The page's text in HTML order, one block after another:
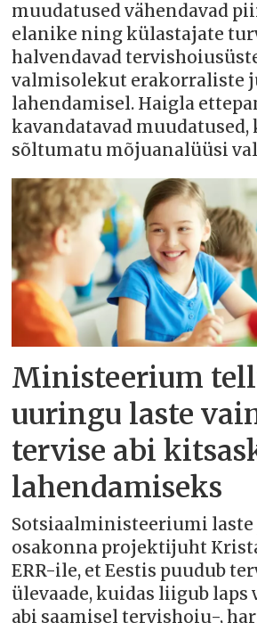
muudatused vähendavad
elanike ning külastajate
halvendavad
valmisolekut erakorraliste
lahendamisel. Haigla
kavandatavad muudatused,
sõltumatu mõjuanalüüsi
Ministeerium
uuringu laste
tervise abi
lahendamiseks
Sotsiaalministeeriumi laste
osakonna projektijuht
ERR-ile, et Eestis puudub
ülevaade, kuidas liigub laps
abi saamisel tervishoiu-,